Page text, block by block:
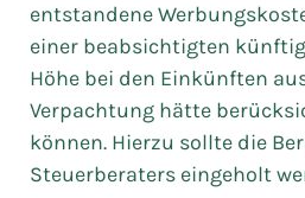
entstandene
einer beabsichtigten
Höhe bei den Einkünften
Verpachtung hätte
können. Hierzu sollte die
Steuerberaters eingeholt